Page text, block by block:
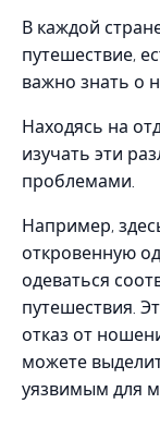
В каждой
путешествие,
важно знать о
Находясь на
изучать эти
проблемами.
Например,
откровенную
одеваться
путешествия.
отказ от
можете
уязвимым для